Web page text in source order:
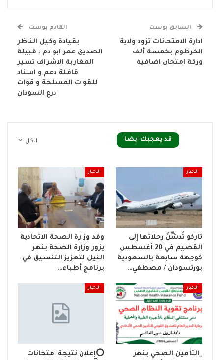
السابق بوست
ادارة الامتحانات تزود ولاية
الخرطوم بخمسة ألف
ورقة امتحان اضافية
القادم بوست
بقيادة وكيل الناظر
الصديق عمر ابو دم : قبيلة
المغاربة الاشراف تسير
قافلة دعم و اسناد
للقوات المسلحة و قوات
درع السودان
الكل قد يعجبك ايضا
الاخبار
تاركو تُدشِّنُ رحلاتها إلى
القصيم في 20 أغسطس
كوجهة سابعة بالسعودية
بورتسودان / مصطفي…
الاخبار
وفد وزارة الصحة الاتحادية
يزور وزارة الصحة بنهر
النيل لتعزيز التنسيق في
برنامج أطباء…
الاخبار
_التأمين الصحي بنهر
الاخبار
⭕إعلان نتيجة امتحانات